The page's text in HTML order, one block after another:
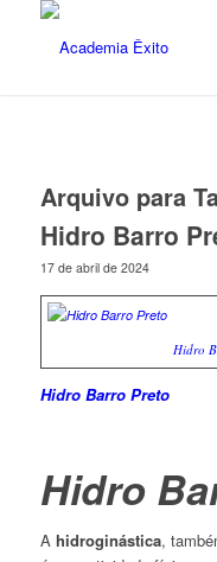
Arquivo para
Hidro Barro
17 de abril de 2024
Hidro
Hidro Barro Preto
Hidro
A hidroginástica,